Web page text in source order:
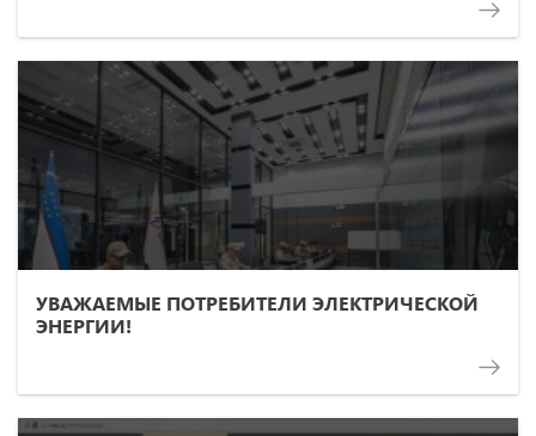
УВАЖАЕМЫЕ ПОТРЕБИТЕЛИ ЭЛЕКТРИЧЕСКОЙ
ЭНЕРГИИ!